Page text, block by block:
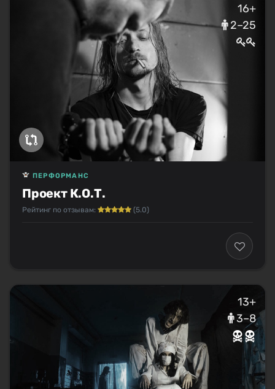
16+
2–25
Проект К.О.Т.
ПЕРФОРМАНС
Рейтинг по отзывам: (5.0)
13+
3–8